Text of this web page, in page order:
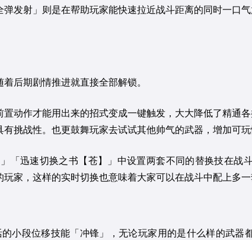
发射」则是在帮助玩家能快速拉近战斗距离的同时一口
后期剧情推进就直接全部解锁。
动作才能用出来的招式变成一键触发，大大降低了精通
挑战性。也更鼓舞玩家去试试其他帅气的武器，增加可玩
「迅速切换之书【苍】」中设置两套不同的替换技在
家，这样的实时切换也意味着大家可以在战斗中配上多
小段位移技能「冲锋」，无论玩家用的是什么样的武